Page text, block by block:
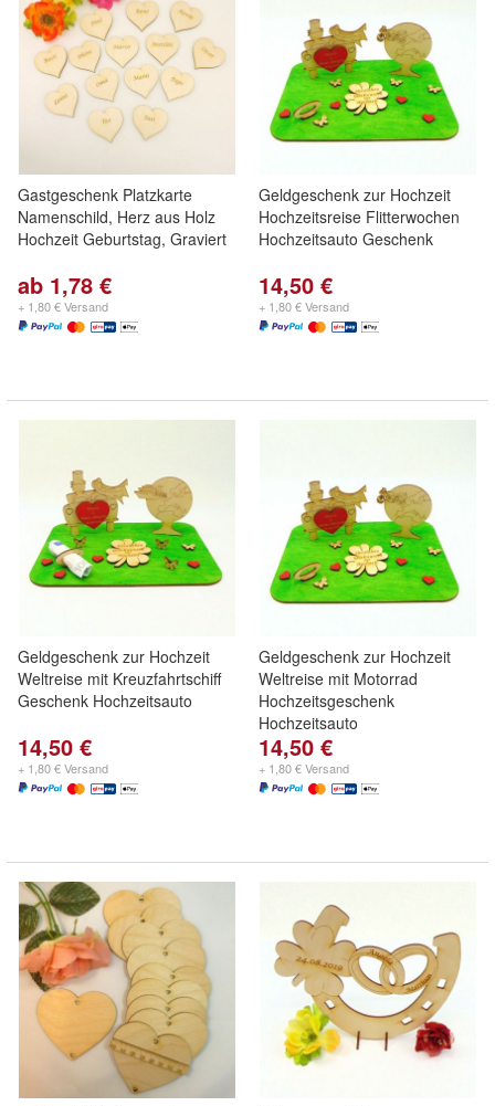
Gastgeschenk Platzkarte
Namenschild, Herz aus Holz
Hochzeit Geburtstag, Graviert
ab 1,78 €
+ 1,80 € Versand
Geldgeschenk zur Hochzeit
Hochzeitsreise Flitterwochen
Hochzeitsauto Geschenk
14,50 €
+ 1,80 € Versand
Geldgeschenk zur Hochzeit
Weltreise mit Kreuzfahrtschiff
Geschenk Hochzeitsauto
14,50 €
+ 1,80 € Versand
Geldgeschenk zur Hochzeit
Weltreise mit Motorrad
Hochzeitsgeschenk
Hochzeitsauto
14,50 €
+ 1,80 € Versand